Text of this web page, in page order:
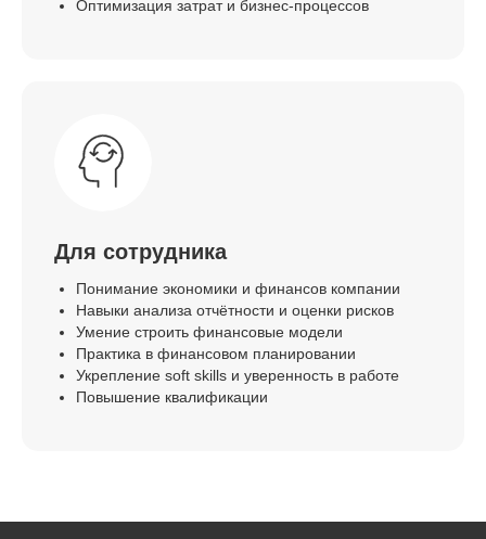
Оптимизация затрат и бизнес-процессов
Для сотрудника
Понимание экономики и финансов компании
Навыки анализа отчётности и оценки рисков
Умение строить финансовые модели
Практика в финансовом планировании
Укрепление soft skills и уверенность в работе
Повышение квалификации